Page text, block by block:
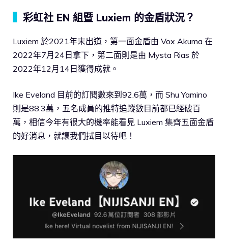
彩虹社 EN 組暨 Luxiem 的金盾狀況？
Luxiem 於2021年末出道，第一面金盾由 Vox Akuma 在
2022年7月24日拿下，第二面則是由 Mysta Rias 於
2022年12月14日獲得成就。
Ike Eveland 目前的訂閱數來到92.6萬，而 Shu Yamino
則是88.3萬，五名成員的推特追蹤數目前都已經破百
萬，相信今年有很大的機率能看見 Luxiem 集齊五面金盾
的好消息，就讓我們拭目以待吧！